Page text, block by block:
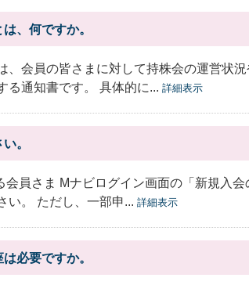
、何ですか。
、会員の皆さまに対して持株会の運営状況
る通知書です。 具体的に... 詳細表示
。
員さま Mナビログイン画面の「新規入会
い。 ただし、一部申... 詳細表示
必要ですか。